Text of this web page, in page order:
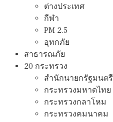
ต่างประเทศ
กีฬา
PM 2.5
อุทกภัย
สาธารณภัย
20 กระทรวง
สํานักนายกรัฐมนตรี
กระทรวงมหาดไทย
กระทรวงกลาโหม
กระทรวงคมนาคม